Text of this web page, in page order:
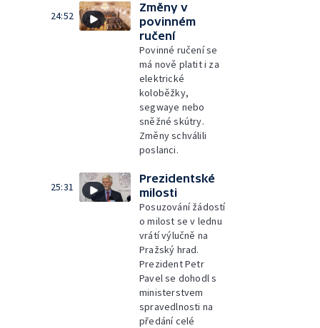
24:52
Změny v
povinném
ručení
Povinné ručení se
má nově platit i za
elektrické
koloběžky,
segwaye nebo
sněžné skútry.
Změny schválili
poslanci.
25:31
Prezidentské
milosti
Posuzování žádostí
o milost se v lednu
vrátí výlučně na
Pražský hrad.
Prezident Petr
Pavel se dohodl s
ministerstvem
spravedlnosti na
předání celé